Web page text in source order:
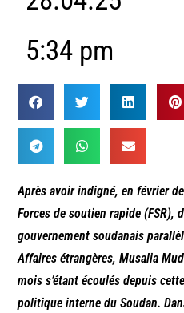
5:34 pm
Après avoir indigné, en février
Forces de soutien rapide (FSR),
gouvernement soudanais
Affaires étrangères, Musalia
mois s’étant écoulés depuis
politique interne du Soudan.